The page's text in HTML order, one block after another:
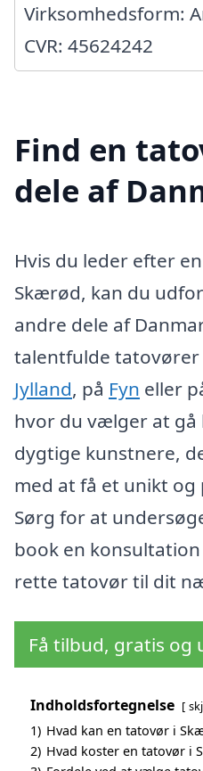
Virksomhedsform:
CVR: 45624242
Find en
dele af
Hvis du leder efter
Skærød, kan du
andre dele af
talentfulde tatovører
Jylland, på Fyn eller
hvor du vælger at gå
dygtige kunstnere,
med at få et unikt
Sørg for at
book en
rette tatovør til dit
Få tilbud, gratis og
Indholdsfortegnelse
1) Hvad kan en tatovør i
2) Hvad koster en tatovør i